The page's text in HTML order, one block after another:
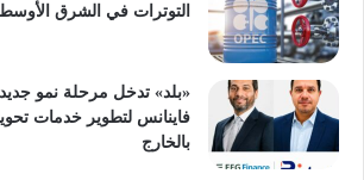
التوترات في الشرق الأوسط
«بلد» تدخل مرحلة نمو
فاينانس لتطوير خدمات
بالخارج